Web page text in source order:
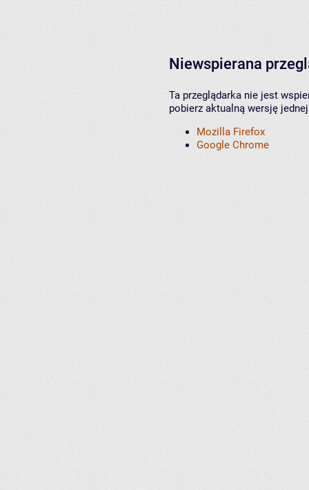
Niewspierana
Ta przeglądarka nie jest
pobierz aktualną wersję
Mozilla Firefox
Google Chrome